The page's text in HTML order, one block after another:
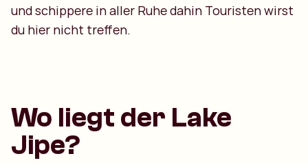
und schippere in aller Ruhe dahin Touristen wirst
du hier nicht treffen.
Wo liegt der Lake
Jipe?